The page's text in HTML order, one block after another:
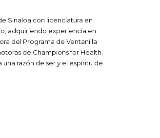
Sinaloa con licenciatura en
adquiriendo experiencia en
del Programa de Ventanilla
de Champions for Health.
razón de ser y el espíritu de